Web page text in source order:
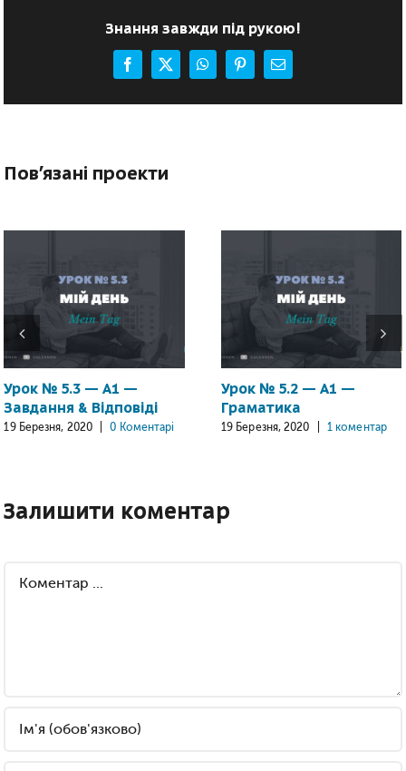
Знання завжди під рукою!
Facebook
X WhatsAppPinterest
E-
Пов'язані проекти
Урок № 5.3 — A1 —
Завдання & Відповіді
19 Березня, 2020 0 Коментарі
Урок № 5.2 — A1 —
Граматика
19 Березня, 2020 1 коментар
Залишити коментар
Comment